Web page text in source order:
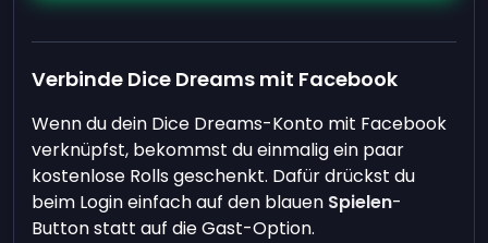
Verbinde Dice Dreams mit Facebook
Wenn du dein Dice Dreams-Konto mit Facebook
verknüpfst, bekommst du einmalig ein paar
kostenlose Rolls geschenkt. Dafür drückst du
beim Login einfach auf den blauen Spielen-
Button statt auf die Gast-Option.